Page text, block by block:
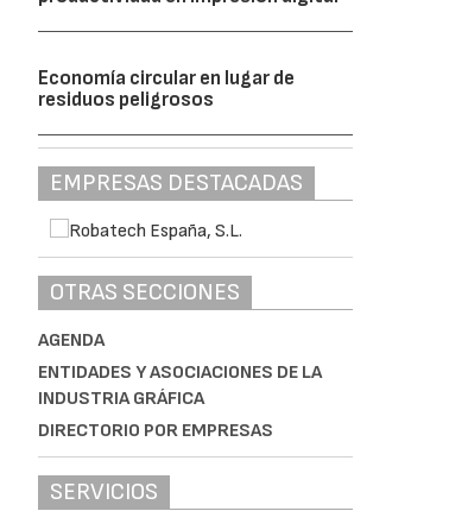
Economía circular en lugar de
residuos peligrosos
EMPRESAS DESTACADAS
OTRAS SECCIONES
AGENDA
ENTIDADES Y ASOCIACIONES DE LA
INDUSTRIA GRÁFICA
DIRECTORIO POR EMPRESAS
SERVICIOS